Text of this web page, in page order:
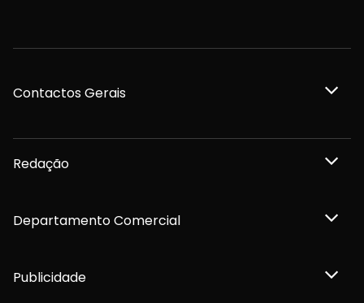
Contactos Gerais
Redação
Departamento Comercial
Publicidade